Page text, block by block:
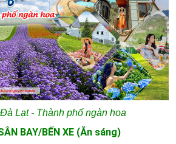
Lạt - Thành phố ngàn hoa
BAY/BẾN XE (Ăn sáng)